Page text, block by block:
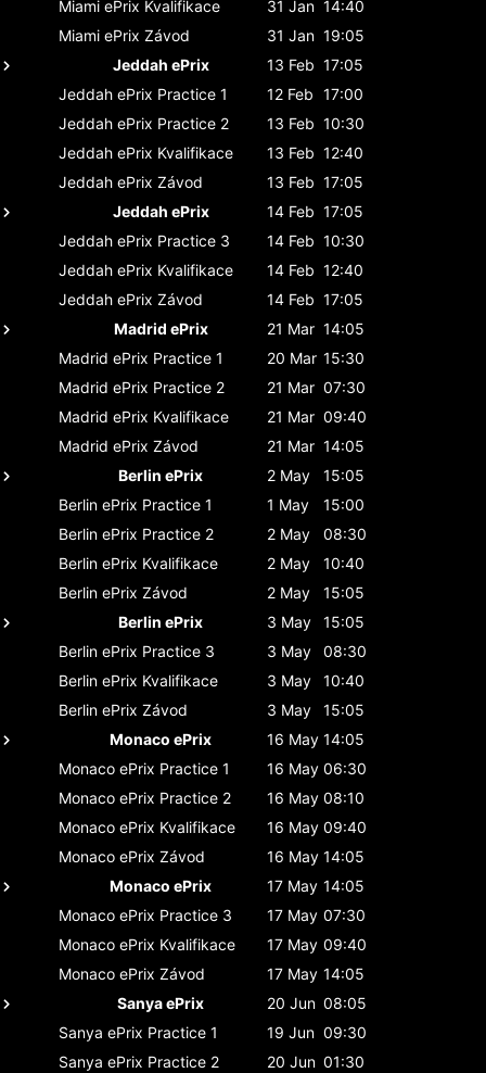
Miami ePrix Kvalifikace 31 Jan 14:40
Miami ePrix Závod 31 Jan 19:05
Jeddah ePrix
13 Feb 17:05
Jeddah ePrix Practice 1 12 Feb 17:00
Jeddah ePrix Practice 2 13 Feb 10:30
Jeddah ePrix Kvalifikace 13 Feb 12:40
Jeddah ePrix Závod 13 Feb 17:05
Jeddah ePrix
14 Feb 17:05
Jeddah ePrix Practice 3 14 Feb 10:30
Jeddah ePrix Kvalifikace 14 Feb 12:40
Jeddah ePrix Závod 14 Feb 17:05
Madrid ePrix
21 Mar 14:05
Madrid ePrix Practice 1 20 Mar 15:30
Madrid ePrix Practice 2 21 Mar 07:30
Madrid ePrix Kvalifikace 21 Mar 09:40
Madrid ePrix Závod 21 Mar 14:05
Berlin ePrix
2 May
15:05
Berlin ePrix Practice 1 1 May
15:00
Berlin ePrix Practice 2 2 May
08:30
Berlin ePrix Kvalifikace 2 May
10:40
Berlin ePrix Závod 2 May
15:05
Berlin ePrix
3 May
15:05
Berlin ePrix Practice 3 3 May
08:30
Berlin ePrix Kvalifikace 3 May
10:40
Berlin ePrix Závod 3 May
15:05
Monaco ePrix
16 May 14:05
Monaco ePrix Practice 1 16 May 06:30
Monaco ePrix Practice 2 16 May 08:10
Monaco ePrix Kvalifikace 16 May 09:40
Monaco ePrix Závod 16 May 14:05
Monaco ePrix
17 May 14:05
Monaco ePrix Practice 3 17 May 07:30
Monaco ePrix Kvalifikace 17 May 09:40
Monaco ePrix Závod 17 May 14:05
Sanya ePrix
20 Jun 08:05
Sanya ePrix Practice 1 19 Jun 09:30
Sanya ePrix Practice 2 20 Jun 01:30